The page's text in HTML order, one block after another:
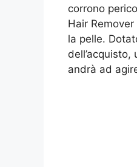
corrono
Hair
la pelle.
dell’acquisto,
andrà ad